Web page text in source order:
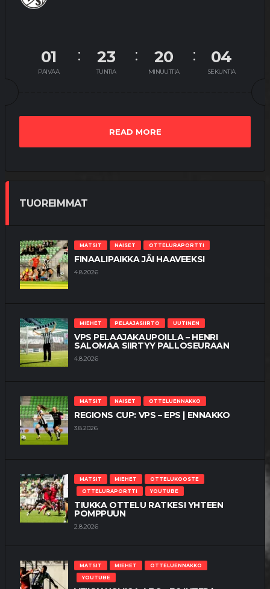
01
PÄIVÄÄ
23
TUNTIA
20
MINUUTTIA
03
SEKUNTIA
READ MORE
TUOREIMMAT
MATSIT NAISET OTTELURAPORTTI
FINAALIPAIKKA JÄI HAAVEEKSI
4.8.2026
MIEHET PELAAJASIIRTO UUTINEN
VPS PELAAJAKAUPOILLA – HENRI
SALOMAA SIIRTYY PALLOSEURAAN
4.8.2026
MATSIT NAISET OTTELUENNAKKO
REGIONS CUP: VPS – EPS | ENNAKKO
3.8.2026
MATSIT MIEHET
OTTELUKOOSTE
OTTELURAPORTTI
YOUTUBE
TIUKKA OTTELU RATKESI YHTEEN
POMPPUUN
2.8.2026
MATSIT MIEHET
OTTELUENNAKKO
YOUTUBE